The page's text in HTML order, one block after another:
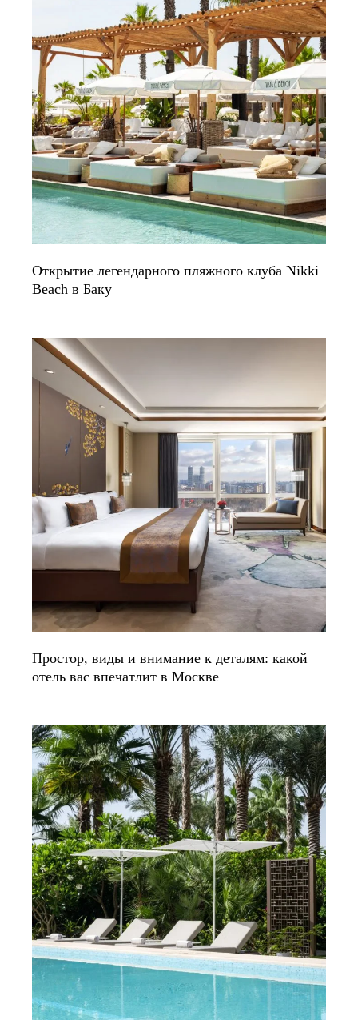
Открытие легендарного пляжного клуба Nikki
Beach в Баку
Простор, виды и внимание к деталям: какой
отель вас впечатлит в Москве